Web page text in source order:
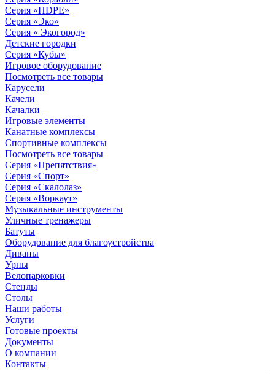
Серия «HDPE»
Серия «Эко»
Серия « Экогород»
Детские городки
Серия «Кубы»
Игровое оборудование
Посмотреть все товары
Карусели
Качели
Качалки
Игровые элементы
Канатные комплексы
Спортивные комплексы
Посмотреть все товары
Серия «Препятствия»
Серия «Спорт»
Серия «Скалолаз»
Серия «Воркаут»
Музыкальные инструменты
Уличные тренажеры
Батуты
Оборудование для благоустройства
Диваны
Урны
Велопарковки
Стенды
Столы
Наши работы
Услуги
Готовые проекты
Документы
О компании
Контакты